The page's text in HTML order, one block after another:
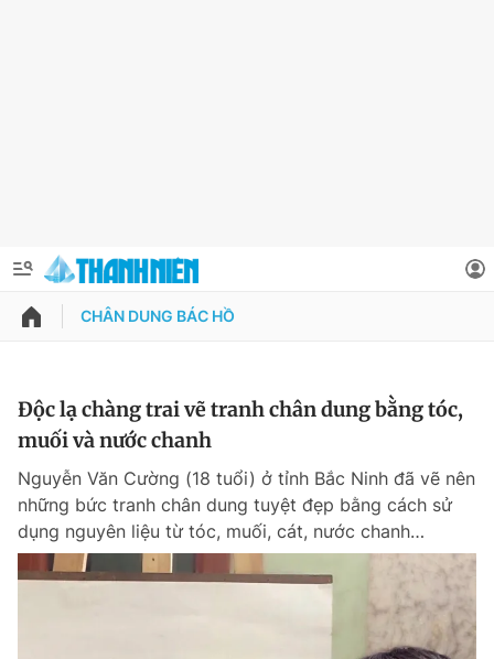
QUẢNG CÁO
Chuyên mục khác
Chào ngày mới Tin 24h
Thông tin tài khoản
Đổi mật khẩu
Tin đã lưu
Tin đã xem
CHÂN DUNG BÁC HỒ
Độc lạ chàng trai vẽ tranh chân dung bằng tóc,
muối và nước chanh
Nguyễn Văn Cường (18 tuổi) ở tỉnh Bắc Ninh đã vẽ nên
những bức tranh chân dung tuyệt đẹp bằng cách sử
dụng nguyên liệu từ tóc, muối, cát, nước chanh…